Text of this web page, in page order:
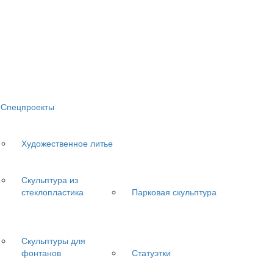
Спецпроекты
Художественное литье
Скульптура из
стеклопластика
Парковая скульптура
Скульптуры для
фонтанов
Статуэтки